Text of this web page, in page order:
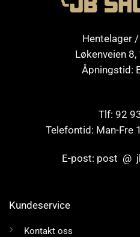
Hentelager
Løkenveien
Åpningstid:
Tlf: 92
Telefontid: Man-Fre
E-post: post @
Kundeservice
Kontakt oss